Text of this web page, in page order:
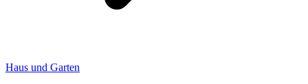
Haus und Garten